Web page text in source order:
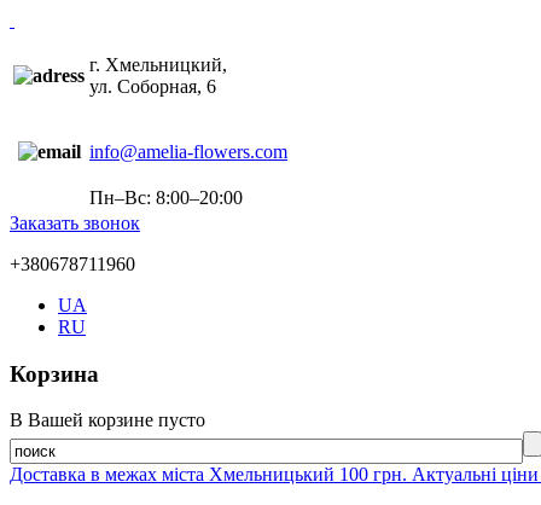
г. Хмельницкий,
ул. Соборная, 6
info@amelia-flowers.com
Пн–Вс: 8:00–20:00
Заказать звонок
+380678711960
UA
RU
Корзина
В Вашей корзине пусто
Доставка в межах міста Хмельницький 100 грн. Актуальні